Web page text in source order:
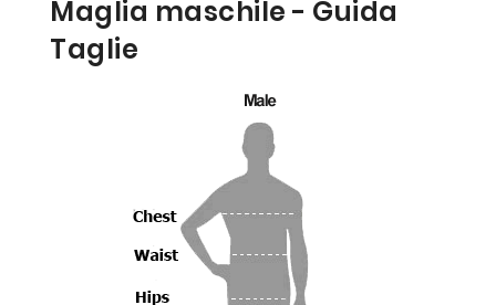
Maglia maschile - Guida
Taglie